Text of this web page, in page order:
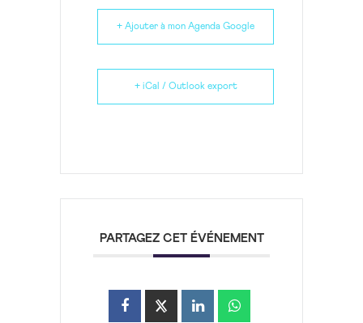
+ Ajouter à mon Agenda Google
+ iCal / Outlook export
PARTAGEZ CET ÉVÉNEMENT